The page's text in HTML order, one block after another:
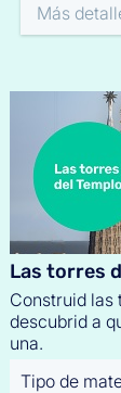
Más
Las torres
Construid las
descubrid a
una.
Tipo de